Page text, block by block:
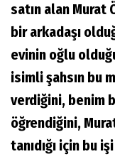
satın alan Murat
bir arkadaşı
evinin oğlu
isimli şahsın bu
verdiğini, benim
öğrendiğini,
tanıdığı için bu